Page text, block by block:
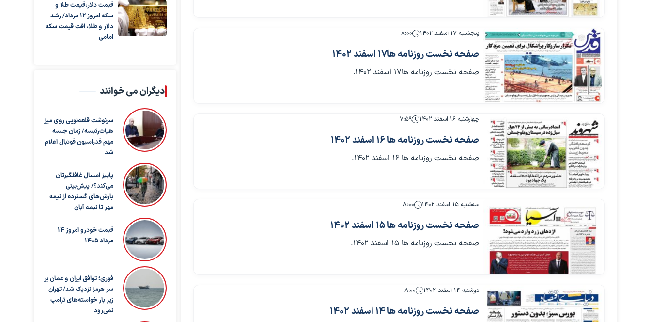
پنجشنبه ۱۷ اسفند ۱۴۰۲ ۸:۰۰
صفحه نخست روزنامه ها17 اسفند 1402
صفحه نخست روزنامه ها17 اسفند 1402.
چهارشنبه ۱۶ اسفند ۱۴۰۲ ۷:۵۹
صفحه نخست روزنامه ها 16 اسفند 1402
صفحه نخست روزنامه ها 16 اسفند 1402.
سه‌شنبه ۱۵ اسفند ۱۴۰۲ ۸:۰۰
صفحه نخست روزنامه ها 15 اسفند 1402
صفحه نخست روزنامه ها 15 اسفند 1402.
دوشنبه ۱۴ اسفند ۱۴۰۲ ۸:۰۰
صفحه نخست روزنامه ها 14 اسفند 1402
قیمت دلار،قیمت طلا و
سکه امروز ۱۲ مرداد/ رشد
دلار و طلا، افت قیمت سکه
امامی
دیگران می خوانند
سرنوشت قلعه‌نویی روی میز
هیات‌رئیسه/ زمان جلسه
مهم فدراسیون فوتبال اعلام
شد
پاییز امسال غافلگیرتان
می‌کند؟/ پیش‌بینی
بارش‌های گسترده از نیمه
مهر تا نیمه آبان
قیمت خودرو امروز 14
مرداد 1405
فوری؛ توافق ایران و عمان بر
سر هرمز نزدیک شد/ تهران
زیر بار خواسته‌های ترامپ
نمی‌رود